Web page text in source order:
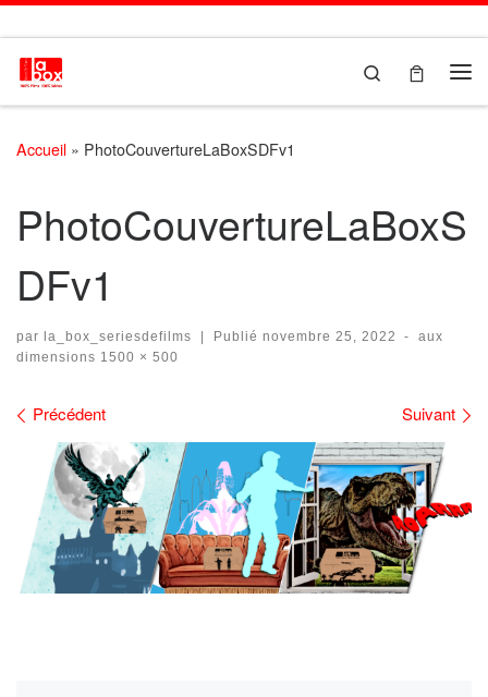
Passer au contenu
Search
Accueil » PhotoCouvertureLaBoxSDFv1
PhotoCouvertureLaBoxS
DFv1
par la_box_seriesdefilms | Publié novembre 25, 2022 -
aux
dimensions 1500 × 500
Navigation des images
Précédent Suivant